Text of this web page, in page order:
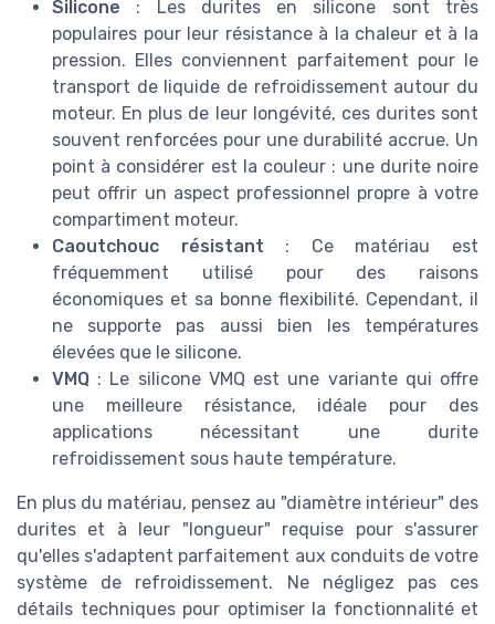
Silicone : Les durites en silicone sont très
populaires pour leur résistance à la chaleur et à la
pression. Elles conviennent parfaitement pour le
transport de liquide de refroidissement autour du
moteur. En plus de leur longévité, ces durites sont
souvent renforcées pour une durabilité accrue. Un
point à considérer est la couleur : une durite noire
peut offrir un aspect professionnel propre à votre
compartiment moteur.
Caoutchouc résistant : Ce matériau est
fréquemment utilisé pour des raisons
économiques et sa bonne flexibilité. Cependant, il
ne supporte pas aussi bien les températures
élevées que le silicone.
VMQ : Le silicone VMQ est une variante qui offre
une meilleure résistance, idéale pour des
applications nécessitant une durite
refroidissement sous haute température.
En plus du matériau, pensez au "diamètre intérieur" des
durites et à leur "longueur" requise pour s'assurer
qu'elles s'adaptent parfaitement aux conduits de votre
système de refroidissement. Ne négligez pas ces
détails techniques pour optimiser la fonctionnalité et